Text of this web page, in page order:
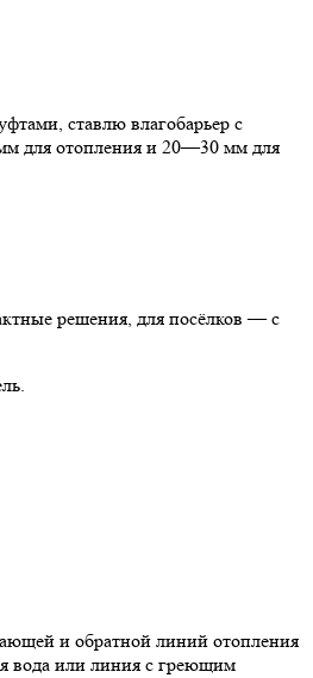
ставлю влагобарьер с
для отопления и 20—30 мм для
решения, для посёлков — с
и обратной линий отопления
вода или линия с греющим